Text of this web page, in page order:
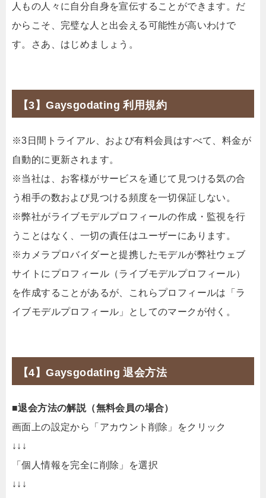
人もの人々に自分自身を宣伝することができます。だ
からこそ、完璧な人と出会える可能性が高いわけで
す。さあ、はじめましょう。
【3】Gaysgodating 利用規約
※3日間トライアル、および有料会員はすべて、料金が
自動的に更新されます。
※当社は、お客様がサービスを通じて見つける気の合
う相手の数および見つける頻度を一切保証しない。
※弊社がライブモデルプロフィールの作成・監視を行
うことはなく、一切の責任はユーザーにあります。
※カメラプロバイダーと提携したモデルが弊社ウェブ
サイトにプロフィール（ライブモデルプロフィール）
を作成することがあるが、これらプロフィールは「ラ
イブモデルプロフィール」としてのマークが付く。
【4】Gaysgodating 退会方法
■退会方法の解説（無料会員の場合）
画面上の設定から「アカウント削除」をクリック
↓↓↓
「個人情報を完全に削除」を選択
↓↓↓